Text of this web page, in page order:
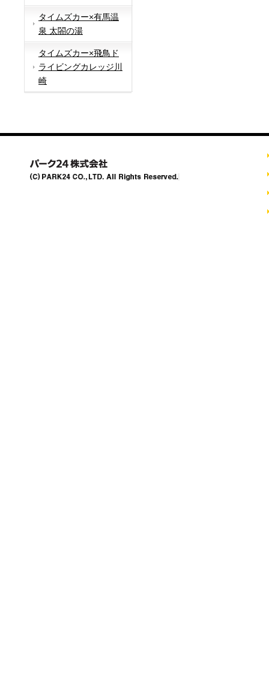
タイムズカー×有馬温
泉 太閤の湯
タイムズカー×飛鳥ド
ライビングカレッジ川
崎